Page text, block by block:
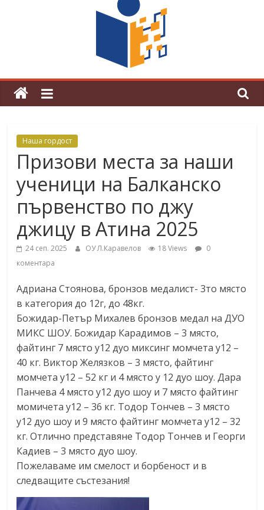
граници“
Магията на Андерсен оживя в ОУ
„Любен Каравелов“
Наша гордост
Призови места за наши
ученици на Балканско
първенство по джу
джицу в Атина 2025
24 сеп. 2025 ОУ Л.Каравелов 18 Views
0
коментара
Адриана Стоянова, бронзов медалист- 3то място
в категория до 12г, до 48кг.
Божидар-Петър Михалев бронзов медал на ДУО
МИКС ШОУ. Божидар Карадимов – 3 място,
файтинг 7 място у12 дуо миксинг момчета у12 –
40 кг. Виктор Желязков – 3 място, файтинг
момчета у12 – 52 кг и 4 място у 12 дуо шоу. Дара
Панчева 4 място у12 дуо шоу и 7 място файтинг
момичета у12 – 36 кг. Тодор Тончев – 3 място
у12 дуо шоу и 9 място файтинг момчета у12 – 32
кг. Отлично представяне Тодор Тончев и Георги
Кадиев – 3 място дуо шоу.
Пожелаваме им смелост и борбеност и в
следващите състезания!